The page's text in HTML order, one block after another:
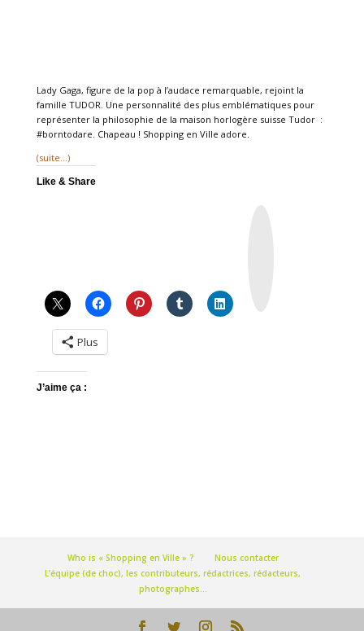
Lady Gaga, figure de la pop à l’audace remarquable, rejoint la
famille TUDOR. Une personnalité des plus emblématiques pour
représenter la philosophie de la maison horlogère suisse Tudor :
#borntodare. Chapeau ! Shopping en Ville adore.
(suite…)
Like & Share
Plus
J’aime ça :
Who is « Shopping en Ville » ?
Nous contacter
L’équipe (de choc), les contributeurs, rédactrices, rédacteurs,
photographes…